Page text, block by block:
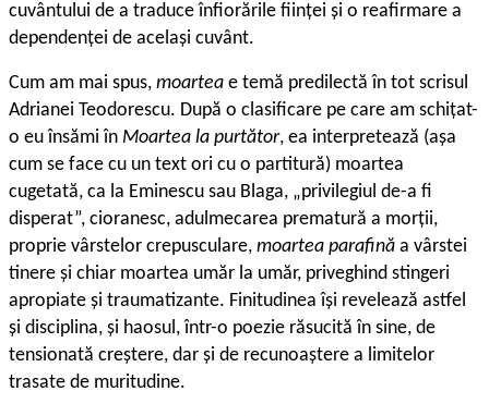
cuvântului de a traduce înfiorările ființei și o reafirmare a
dependenței de același cuvânt.
Cum am mai spus, moartea e temă predilectă în tot scrisul
Adrianei Teodorescu. După o clasificare pe care am schițat-
o eu însămi în Moartea la purtător, ea interpretează (așa
cum se face cu un text ori cu o partitură) moartea
cugetată, ca la Eminescu sau Blaga, „privilegiul de-a fi
disperat”, cioranesc, adulmecarea prematură a morții,
proprie vârstelor crepusculare, moartea parafină a vârstei
tinere și chiar moartea umăr la umăr, priveghind stingeri
apropiate și traumatizante. Finitudinea își revelează astfel
și disciplina, și haosul, într-o poezie răsucită în sine, de
tensionată creștere, dar și de recunoaștere a limitelor
trasate de muritudine.